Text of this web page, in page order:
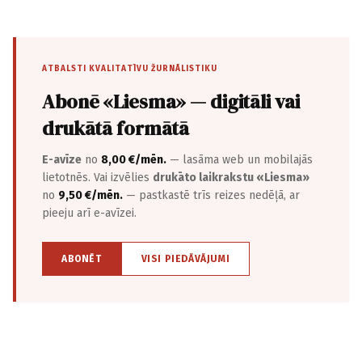
ATBALSTI KVALITATĪVU ŽURNĀLISTIKU
Abonē «Liesma» — digitāli vai
drukātā formātā
E-avīze no 8,00 €/mēn. — lasāma web un mobilajās
lietotnēs. Vai izvēlies drukāto laikrakstu «Liesma»
no 9,50 €/mēn. — pastkastē trīs reizes nedēļā, ar
pieeju arī e-avīzei.
ABONĒT VISI PIEDĀVĀJUMI